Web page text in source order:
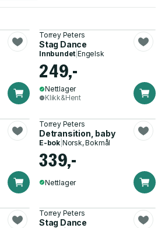
Torrey Peters
Stag Dance
Innbundet |Engelsk
249,-
Nettlager
Klikk&Hent
Torrey Peters
Detransition, baby
E-bok Norsk, Bokmål
339,-
Nettlager
Torrey Peters
Stag Dance